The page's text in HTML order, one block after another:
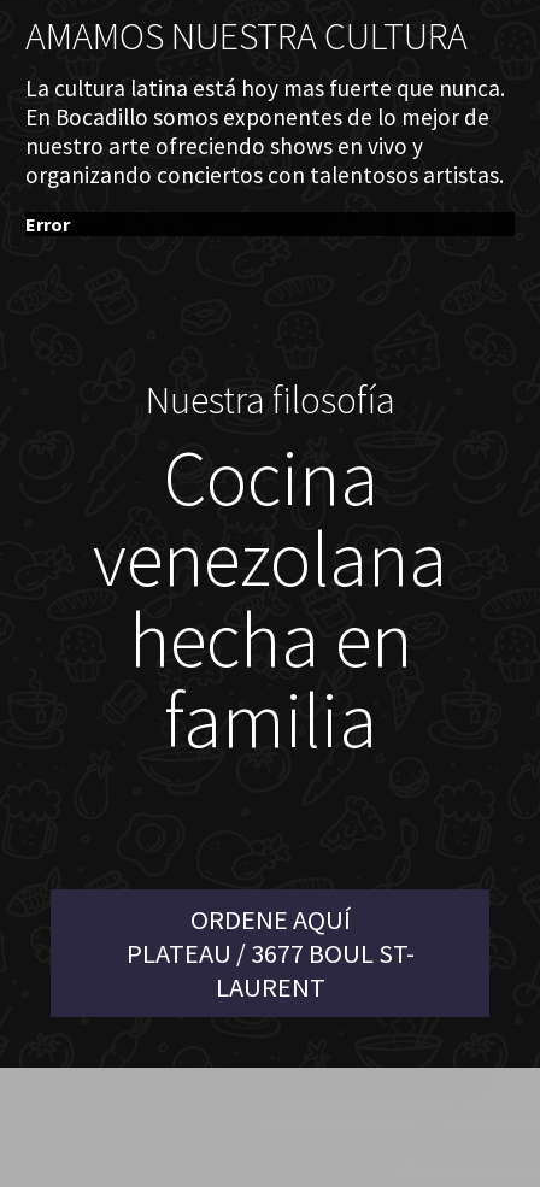
AMAMOS NUESTRA CULTURA
La cultura latina está hoy mas fuerte que nunca.
En Bocadillo somos exponentes de lo mejor de
nuestro arte ofreciendo shows en vivo y
organizando conciertos con talentosos artistas.
Error
Nuestra filosofía
Cocina
venezolana
hecha en
familia
ORDENE AQUÍ
PLATEAU / 3677 BOUL ST-
LAURENT